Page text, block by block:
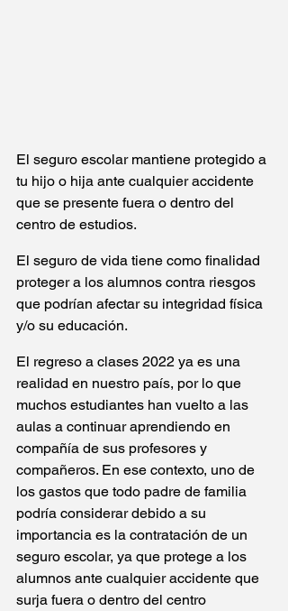
El seguro escolar mantiene protegido a
tu hijo o hija ante cualquier accidente
que se presente fuera o dentro del
centro de estudios.
El seguro de vida tiene como finalidad
proteger a los alumnos contra riesgos
que podrían afectar su integridad física
y/o su educación.
El regreso a clases 2022 ya es una
realidad en nuestro país, por lo que
muchos estudiantes han vuelto a las
aulas a continuar aprendiendo en
compañía de sus profesores y
compañeros. En ese contexto, uno de
los gastos que todo padre de familia
podría considerar debido a su
importancia es la contratación de un
seguro escolar, ya que protege a los
alumnos ante cualquier accidente que
surja fuera o dentro del centro